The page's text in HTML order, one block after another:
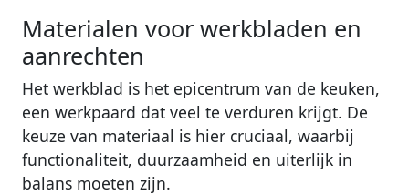
Materialen voor werkbladen en
aanrechten
Het werkblad is het epicentrum van de keuken,
een werkpaard dat veel te verduren krijgt. De
keuze van materiaal is hier cruciaal, waarbij
functionaliteit, duurzaamheid en uiterlijk in
balans moeten zijn.